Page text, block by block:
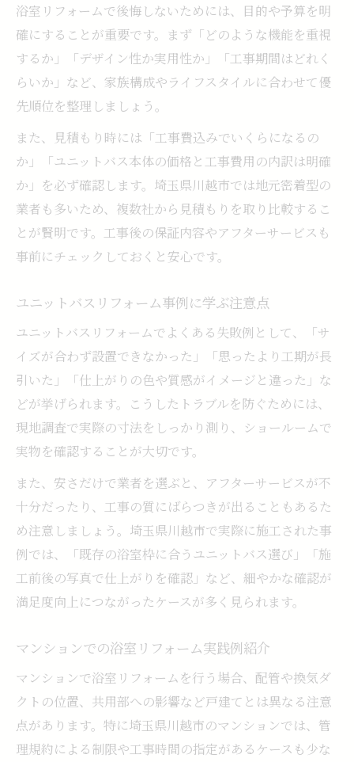
浴室リフォームで後悔しないためには、目的や予算を明
確にすることが重要です。まず「どのような機能を重視
するか」「デザイン性か実用性か」「工事期間はどれく
らいか」など、家族構成やライフスタイルに合わせて優
先順位を整理しましょう。
また、見積もり時には「工事費込みでいくらになるの
か」「ユニットバス本体の価格と工事費用の内訳は明確
か」を必ず確認します。埼玉県川越市では地元密着型の
業者も多いため、複数社から見積もりを取り比較するこ
とが賢明です。工事後の保証内容やアフターサービスも
事前にチェックしておくと安心です。
ユニットバスリフォーム事例に学ぶ注意点
ユニットバスリフォームでよくある失敗例として、「サ
イズが合わず設置できなかった」「思ったより工期が長
引いた」「仕上がりの色や質感がイメージと違った」な
どが挙げられます。こうしたトラブルを防ぐためには、
現地調査で実際の寸法をしっかり測り、ショールームで
実物を確認することが大切です。
また、安さだけで業者を選ぶと、アフターサービスが不
十分だったり、工事の質にばらつきが出ることもあるた
め注意しましょう。埼玉県川越市で実際に施工された事
例では、「既存の浴室枠に合うユニットバス選び」「施
工前後の写真で仕上がりを確認」など、細やかな確認が
満足度向上につながったケースが多く見られます。
マンションでの浴室リフォーム実践例紹介
マンションで浴室リフォームを行う場合、配管や換気ダ
クトの位置、共用部への影響など戸建てとは異なる注意
点があります。特に埼玉県川越市のマンションでは、管
理規約による制限や工事時間の指定があるケースも少な